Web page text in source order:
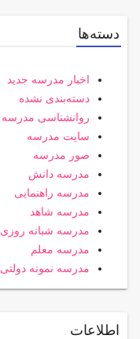
دسته‌ها
اخبار مدرسه جدید
دسته‌بندی نشده
روانشناسی مدرسه
سایت مدرسه
صور مدرسه
مدرسه دانش
مدرسه راهنمایی
مدرسه شاهد
مدرسه شبانه روزی
مدرسه معلم
مدرسه نمونه دولتی
اطلاعات